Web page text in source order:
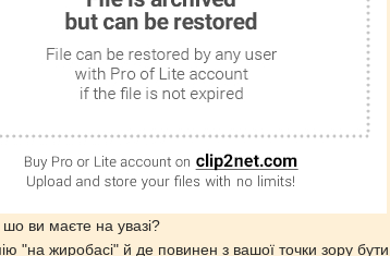
шо ви маєте на увазі?
"на жиробасі" й де повинен з вашої точки зору